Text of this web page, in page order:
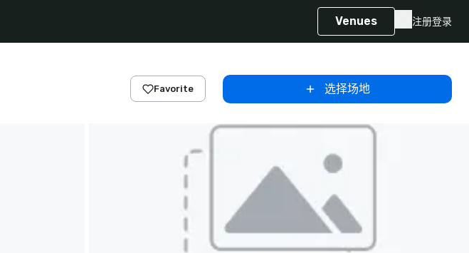
Venues 注册登录
Favorite 选择场地